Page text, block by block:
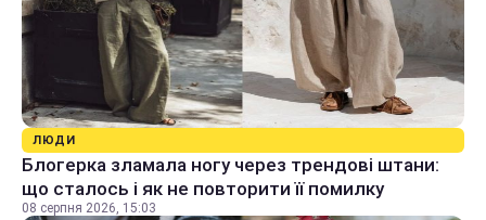
ЛЮДИ
Блогерка зламала ногу через трендові штани:
що сталось і як не повторити її помилку
08 серпня 2026, 15:03